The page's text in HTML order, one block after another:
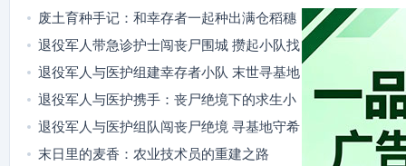
废土育种手记：和幸存者一起种出满仓稻穗
退役军人带急诊护士闯丧尸围城 攒起小队找
隐秘据点
退役军人与医护组建幸存者小队 末世寻基地
燃爽又暖心
退役军人与医护携手：丧尸绝境下的求生小
队
退役军人与医护组队闯丧尸绝境 寻基地守希
望
末日里的麦香：农业技术员的重建之路